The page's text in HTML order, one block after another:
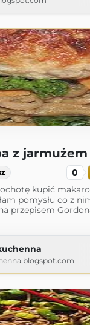
z jarmużem
0
kupić
pomysłu co z
przepisem